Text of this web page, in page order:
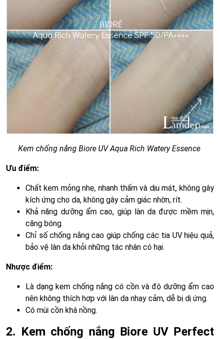
Kem chống nắng Biore UV Aqua Rich Watery Essence
Ưu điểm:
Chất kem mỏng nhẹ, nhanh thấm và dịu mát, không gây
kích ứng cho da, không gây cảm giác nhờn, rít.
Khả năng dưỡng ẩm cao, giúp làn da được mềm mịn,
căng bóng.
Chỉ số chống nắng cao giúp chống các tia UV hiệu quả,
bảo vệ làn da khỏi những tác nhân có hại.
Nhược điểm:
Là dạng kem chống nắng có cồn và độ dưỡng ẩm cao
nên không thích hợp với làn da nhạy cảm, dễ bị dị ứng.
Có mùi cồn khá nồng.
2. Kem chống nắng Biore UV Perfect